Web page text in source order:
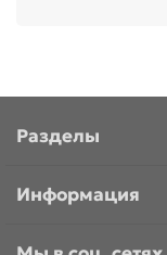
Разделы
Информация